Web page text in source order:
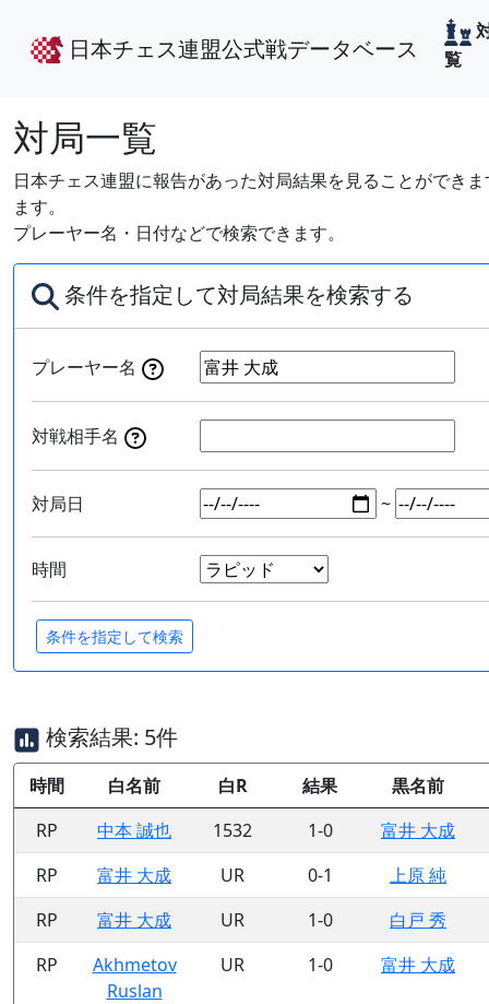
日本チェス連盟公式戦データベース
覧
対局一覧
日本チェス連盟に報告があった対局結果を見ることができ
ます。
プレーヤー名・日付などで検索できます。
条件を指定して対局結果を検索する
プレーヤー名
対戦相手名
対局日 ~
時間
検索結果: 5件
時間 白名前 白R 結果
黒名前
RP
中本 誠也 1532 1-0
富井 大成
RP
富井 大成 UR 0-1
上原 純
RP
富井 大成 UR 1-0
白戸 秀
RP
Akhmetov
Ruslan
UR 1-0 富井 大成